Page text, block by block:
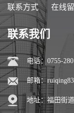
联系方式 在线
联系我们
电话：0755-
邮箱：
地址：福田街